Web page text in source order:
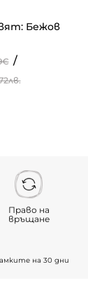
Бежов
/
Право на
връщане
на 30 дни